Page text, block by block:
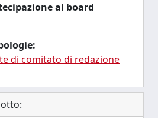
al board
di comitato di redazione